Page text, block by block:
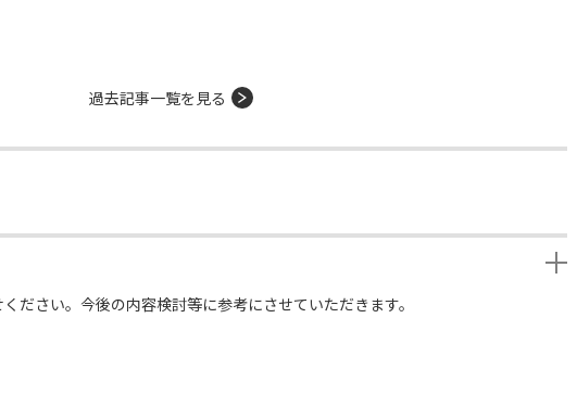
過去記事一覧を見る
ださい。今後の内容検討等に参考にさせていただきます。